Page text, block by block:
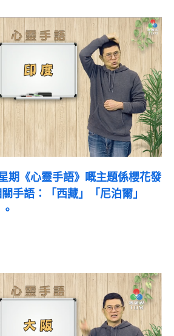
期《心靈手語》嘅主題係櫻花發
手語：「西藏」「尼泊爾」